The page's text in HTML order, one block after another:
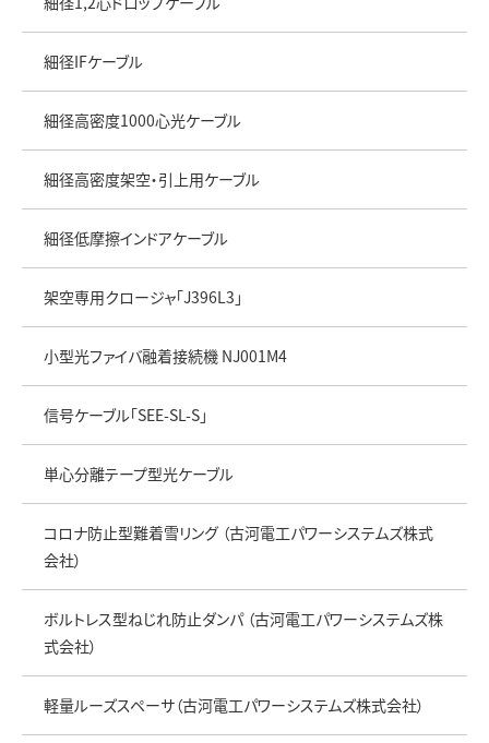
細径IFケーブル
細径高密度1000心光ケーブル
細径高密度架空・引上用ケーブル
細径低摩擦インドアケーブル
架空専用クロージャ「J396L3」
小型光ファイバ融着接続機 NJ001M4
信号ケーブル「SEE-SL-S」
単心分離テープ型光ケーブル
コロナ防止型難着雪リング （古河電工パワーシステムズ株式
会社）
ボルトレス型ねじれ防止ダンパ （古河電工パワーシステムズ株
式会社）
軽量ルーズスペーサ（古河電工パワーシステムズ株式会社）